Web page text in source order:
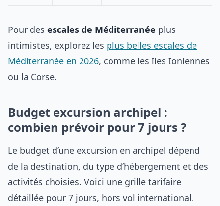
Pour des escales de Méditerranée plus
intimistes, explorez les plus belles escales de
Méditerranée en 2026, comme les îles Ioniennes
ou la Corse.
Budget excursion archipel :
combien prévoir pour 7 jours ?
Le budget d’une excursion en archipel dépend
de la destination, du type d’hébergement et des
activités choisies. Voici une grille tarifaire
détaillée pour 7 jours, hors vol international.